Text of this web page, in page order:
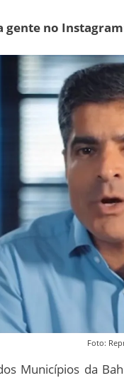
gente no
Foto:
Municípios da